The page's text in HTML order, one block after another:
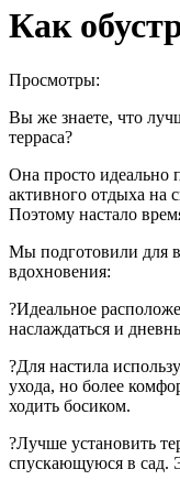
Как
Просмотры:
Вы же знаете, что
терраса?
Она просто идеально
активного отдыха на
Поэтому настало
Мы подготовили для
вдохновения:
?Идеальное
наслаждаться и
?Для настила
ухода, но более
ходить босиком.
?Лучше установить
спускающуюся в сад.